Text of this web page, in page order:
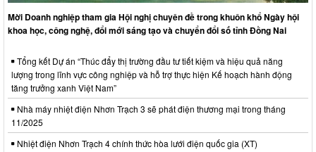
Mời Doanh nghiệp tham gia Hội nghị chuyên đề trong khuôn khổ Ngày hội
khoa học, công nghệ, đổi mới sáng tạo và chuyển đổi số tỉnh Đồng Nai
Tổng kết Dự án “Thúc đẩy thị trường đầu tư tiết kiệm và hiệu quả năng
lượng trong lĩnh vực công nghiệp và hỗ trợ thực hiện Kế hoạch hành động
tăng trưởng xanh Việt Nam”
Nhà máy nhiệt điện Nhơn Trạch 3 sẽ phát điện thương mại trong tháng
11/2025
Nhiệt điện Nhơn Trạch 4 chính thức hòa lưới điện quốc gia (XT)